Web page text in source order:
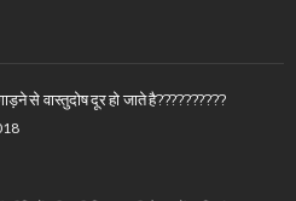
से वास्तुदोष दूर हो जाते है??????????